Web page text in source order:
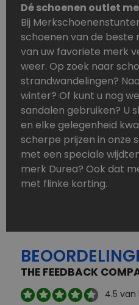
Dé schoenen outlet
Bij
schoenen van de beste
van uw favoriete merk
weer. Op zoek naar
strandwandelingen?
winter? Of kunt u nog
sandalen gebruiken? U
en elke gelegenheid
scherpe prijzen in onze
met een speciale
merk Durea? Ook dat
met flinke korting.
Schoenen heeft u nooit
schoenen, maar dus
aanbod is zo compleet
passend paar vindt.
Welke schoenmerken
THE FEEDBACK
4.5 van